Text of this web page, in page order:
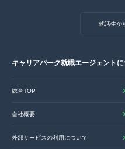
就活生か
キャリアパーク就職エージェント
総合TOP
会社概要
外部サービスの利用について